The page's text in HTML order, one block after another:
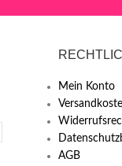
Mein Konto
AGB